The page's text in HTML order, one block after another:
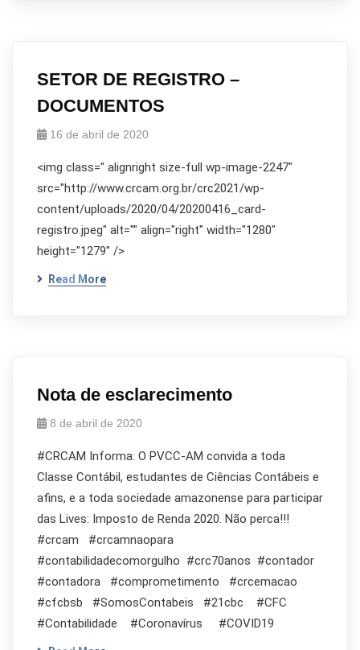
SETOR DE REGISTRO –
DOCUMENTOS
16 de abril de 2020
<img class=" alignright size-full wp-image-2247"
src="http://www.crcam.org.br/crc2021/wp-
content/uploads/2020/04/20200416_card-
registro.jpeg" alt="" align="right" width="1280"
height="1279" />
Read More
Nota de esclarecimento
8 de abril de 2020
#CRCAM Informa: O PVCC-AM convida a toda
Classe Contábil, estudantes de Ciências Contábeis e
afins, e a toda sociedade amazonense para participar
das Lives: Imposto de Renda 2020. Não perca!!!
#crcam #crcamnaopara
#contabilidadecomorgulho #crc70anos #contador
#contadora #comprometimento #crcemacao
#cfcbsb #SomosContabeis #21cbc #CFC
#Contabilidade #Coronavírus #COVID19